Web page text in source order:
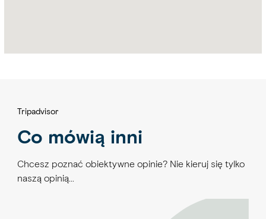
Tripadvisor
Co mówią inni
Chcesz poznać obiektywne opinie? Nie kieruj się tylko
naszą opinią…